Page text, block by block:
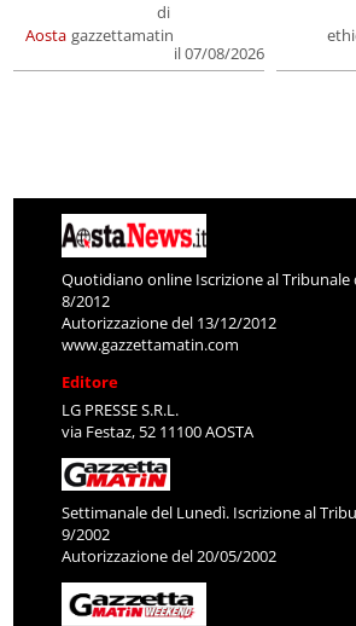
Aosta
di
gazzettamatin
il 07/08/2026
Quotidiano online Iscrizione al Tribunale
8/2012
Autorizzazione del 13/12/2012
www.gazzettamatin.com
Editore
LG PRESSE S.R.L.
via Festaz, 52 11100 AOSTA
Settimanale del Lunedì. Iscrizione al
9/2002
Autorizzazione del 20/05/2002